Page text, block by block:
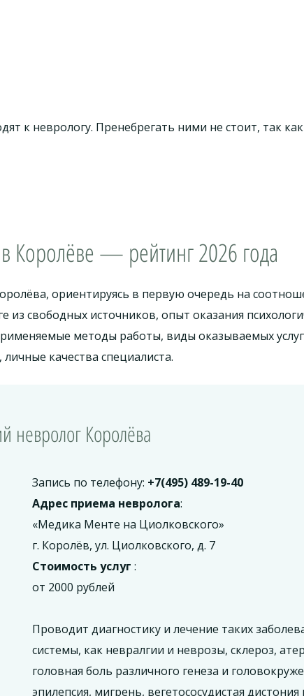
к неврологу. Пренебрегать ними не стоит, так
Королёве — рейтинг 2026 года
ориентируясь в первую очередь на
свободных источников, опыт оказания
методы работы, виды оказываемых услуг
качества специалиста.
невролог Королёва
Запись по телефону: +7(495) 489-19-40
Адрес приема невролога:
«Медика Менте на Циолковского»
г. Королёв, ул. Циолковского, д. 7
Стоимость услуг :
от 2000 рублей
Проводит диагностику и лечение таких
системы, как невралгии и неврозы, склероз,
головная боль различного генеза и
эпилепсия, мигрень, вегетососудистая дистония